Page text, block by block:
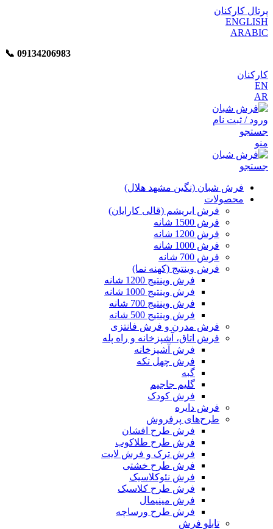
پرتال کارکنان
ENGLISH
ARABIC
📞︁ 09134206983
کارکنان
EN
AR
ورود / ثبت نام
جستجو
منو
جستجو
فرش شبان (نگین مشهد هلال)
محصولات
فرش ابریشم (قالی کارایان)
فرش 1500 شانه
فرش 1200 شانه
فرش 1000 شانه
فرش 700 شانه
فرش وینتیج (کهنه نما)
فرش وینتیج 1200 شانه
فرش وینتیج 1000 شانه
فرش وینتیج 700 شانه
فرش وینتیج 500 شانه
فرش مدرن و فرش فانتزی
فرش اتاق، آشپزخانه و راه پله
فرش آشپزخانه
فرش چهل تکه
گبه
گلیم جاجیم
فرش کودک
فرش دایره
طرح‌های پرفروش
فرش طرح افشان
فرش طرح طلاکوب
فرش ترک و فرش لایت
فرش طرح خشتی
فرش نئوکلاسیک
فرش طرح کلاسیک
فرش مینیمال
فرش طرح ورساچه
تابلو فرش